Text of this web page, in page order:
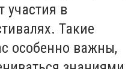
участия в
Такие
особенно важны,